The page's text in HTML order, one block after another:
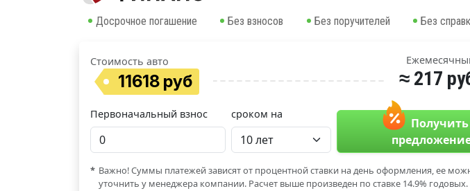
Досрочное погашение Без взносов Без поручителей Без
Стоимость авто
11618 руб ≈ 217
Первоначальный взнос сроком на
Получить
* Важно! Суммы платежей зависят от процентной ставки на день оформления, ее
уточнить у менеджера компании. Расчет выше произведен по ставке 14.9% годовых.